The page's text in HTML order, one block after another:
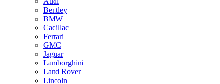
Bentley
BMW
Cadillac
Ferrari
GMC
Jaguar
Lamborghini
Land Rover
Lincoln